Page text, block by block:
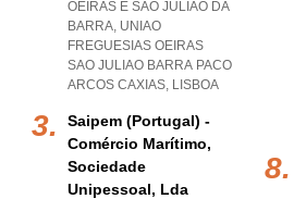
OEIRAS E SÃO JULIÃO DA
BARRA, UNIAO
FREGUESIAS OEIRAS
SAO JULIAO BARRA PACO
ARCOS CAXIAS, LISBOA
Saipem (portugal) -
Comércio Marítimo,
Sociedade
Unipessoal, Lda